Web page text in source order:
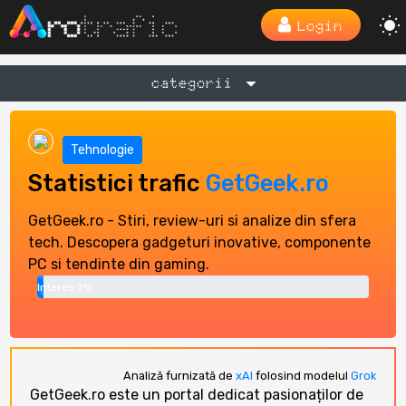
Login
categorii
Tehnologie
Statistici trafic GetGeek.ro
GetGeek.ro - Stiri, review-uri si analize din sfera
tech. Descopera gadgeturi inovative, componente
PC si tendinte din gaming.
Interes 2%
Analiză furnizată de xAI folosind modelul Grok
GetGeek.ro este un portal dedicat pasionaților de